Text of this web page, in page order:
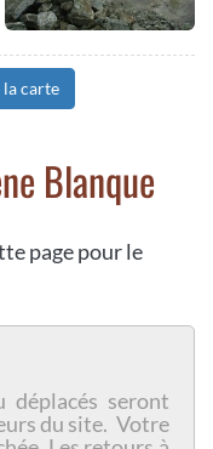
la carte
Blanque
page pour le
déplacés seront
du site. Votre